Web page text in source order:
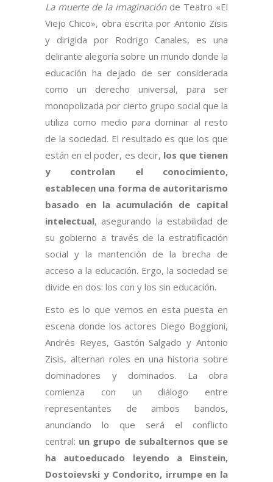
La muerte de la imaginaciónde Teatro «El
Viejo Chico», obra escrita por Antonio Zisis
y dirigida por Rodrigo Canales, es una
delirante alegoría sobre un mundo donde la
educación ha dejado de ser considerada
como un derecho universal, para ser
monopolizada por cierto grupo social que la
utiliza como medio para dominar al resto
de la sociedad. El resultado es que los que
están en el poder, es decir, los que tienen
y controlan el conocimiento,
establecen una forma de autoritarismo
basado en la acumulación de capital
intelectual, asegurando la estabilidad de
su gobierno a través de la estratificación
social y la mantención de la brecha de
acceso a la educación. Ergo, la sociedad se
divide en dos: los con y los sin educación.
Esto es lo que vemos en esta puesta en
escena donde los actores Diego Boggioni,
Andrés Reyes, Gastón Salgado y Antonio
Zisis, alternan roles en una historia sobre
dominadores y dominados. La obra
comienza con un diálogo entre
representantes de ambos bandos,
anunciando lo que será el conflicto
central: un grupo de subalternos que se
ha autoeducado leyendo a Einstein,
Dostoievski y Condorito, irrumpe en la